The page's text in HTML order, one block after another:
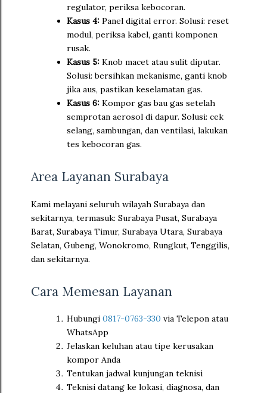
regulator, periksa kebocoran.
Kasus 4: Panel digital error. Solusi: reset
modul, periksa kabel, ganti komponen
rusak.
Kasus 5: Knob macet atau sulit diputar.
Solusi: bersihkan mekanisme, ganti knob
jika aus, pastikan keselamatan gas.
Kasus 6: Kompor gas bau gas setelah
semprotan aerosol di dapur. Solusi: cek
selang, sambungan, dan ventilasi, lakukan
tes kebocoran gas.
Area Layanan Surabaya
Kami melayani seluruh wilayah Surabaya dan
sekitarnya, termasuk: Surabaya Pusat, Surabaya
Barat, Surabaya Timur, Surabaya Utara, Surabaya
Selatan, Gubeng, Wonokromo, Rungkut, Tenggilis,
dan sekitarnya.
Cara Memesan Layanan
Hubungi 0817-0763-330 via Telepon atau
WhatsApp
Jelaskan keluhan atau tipe kerusakan
kompor Anda
Tentukan jadwal kunjungan teknisi
Teknisi datang ke lokasi, diagnosa, dan